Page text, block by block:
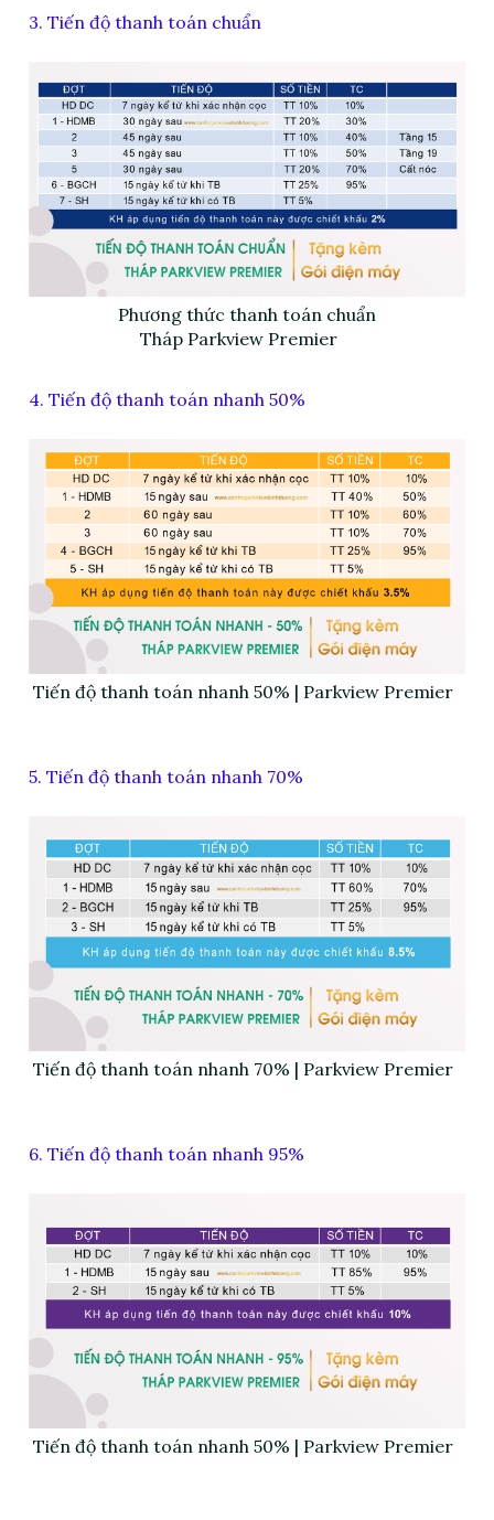
3. Tiến độ thanh toán chuẩn
Phương thức thanh toán chuẩn
Tháp Parkview Premier
4. Tiến độ thanh toán nhanh 50%
Tiến độ thanh toán nhanh 50% | Parkview Premier
5. Tiến độ thanh toán nhanh 70%
Tiến độ thanh toán nhanh 70% | Parkview Premier
6. Tiến độ thanh toán nhanh 95%
Tiến độ thanh toán nhanh 50% | Parkview Premier